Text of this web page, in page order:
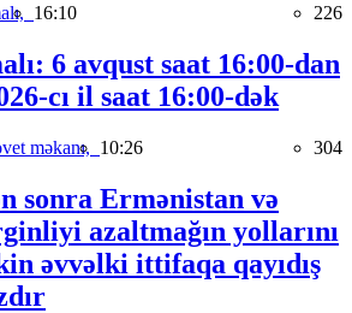
16:10 226
6 avqust saat 16:00-dan
cı il saat 16:00-dək
məkanı, 10:26 304
sonra Ermənistan və
azaltmağın yollarını
əvvəlki ittifaqa qayıdış